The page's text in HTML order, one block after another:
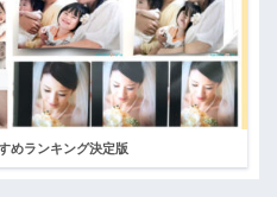
めランキング決定版